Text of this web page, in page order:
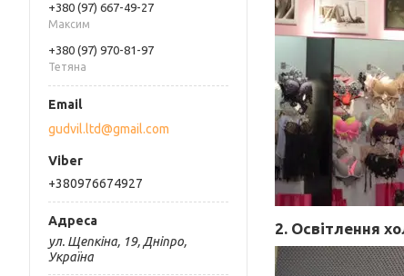
+380 (97) 667-49-27
Максим
+380 (97) 970-81-97
Тетяна
gudvil.ltd@gmail.com
+380976674927
ул. Щепкіна, 19, Дніпро,
Україна
2. Освітлення